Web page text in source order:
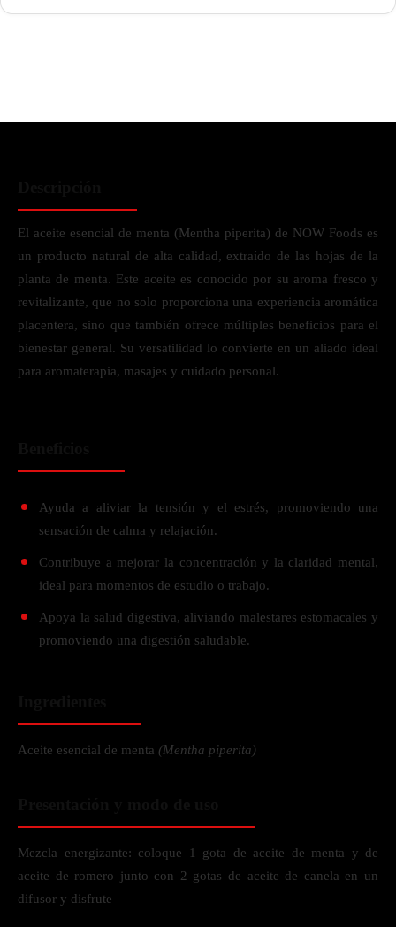
El aceite esencial de menta (Mentha piperita) de NOW Foods es
un producto natural de alta calidad, extraído de las hojas de la
planta de menta. Este aceite es conocido por su aroma fresco y
revitalizante, que no solo proporciona una experiencia aromática
placentera, sino que también ofrece múltiples beneficios para el
bienestar general. Su versatilidad lo convierte en un aliado ideal
para aromaterapia, masajes y cuidado personal.
Ayuda a aliviar la tensión y el estrés, promoviendo una
sensación de calma y relajación.
Contribuye a mejorar la concentración y la claridad mental,
ideal para momentos de estudio o trabajo.
Apoya la salud digestiva, aliviando malestares estomacales y
promoviendo una digestión saludable.
Aceite esencial de menta (Mentha piperita)
Mezcla energizante: coloque 1 gota de aceite de menta y de
aceite de romero junto con 2 gotas de aceite de canela en un
difusor y disfrute